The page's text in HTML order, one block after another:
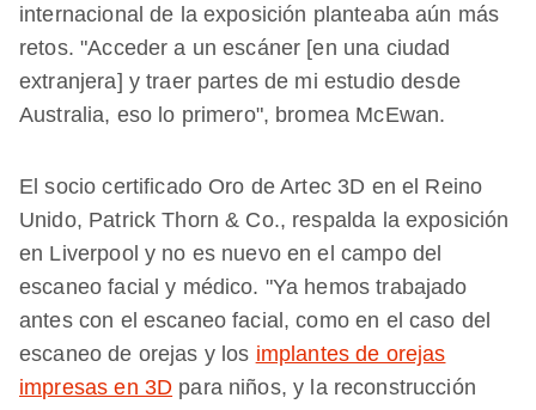
internacional de la exposición planteaba aún más
retos. "Acceder a un escáner [en una ciudad
extranjera] y traer partes de mi estudio desde
Australia, eso lo primero", bromea McEwan.
El socio certificado Oro de Artec 3D en el Reino
Unido, Patrick Thorn & Co., respalda la exposición
en Liverpool y no es nuevo en el campo del
escaneo facial y médico. "Ya hemos trabajado
antes con el escaneo facial, como en el caso del
escaneo de orejas y los implantes de orejas
impresas en 3D para niños, y la reconstrucción